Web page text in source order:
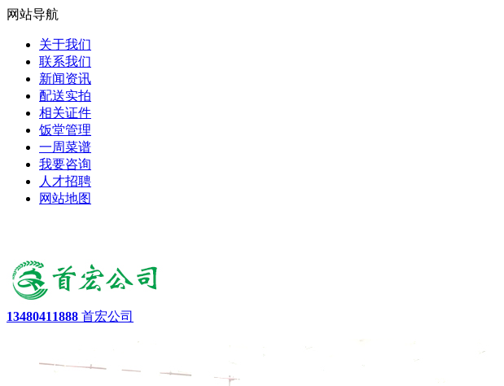
网站导航
关于我们
联系我们
新闻资讯
配送实拍
相关证件
饭堂管理
一周菜谱
我要咨询
人才招聘
网站地图
13480411888 首宏公司